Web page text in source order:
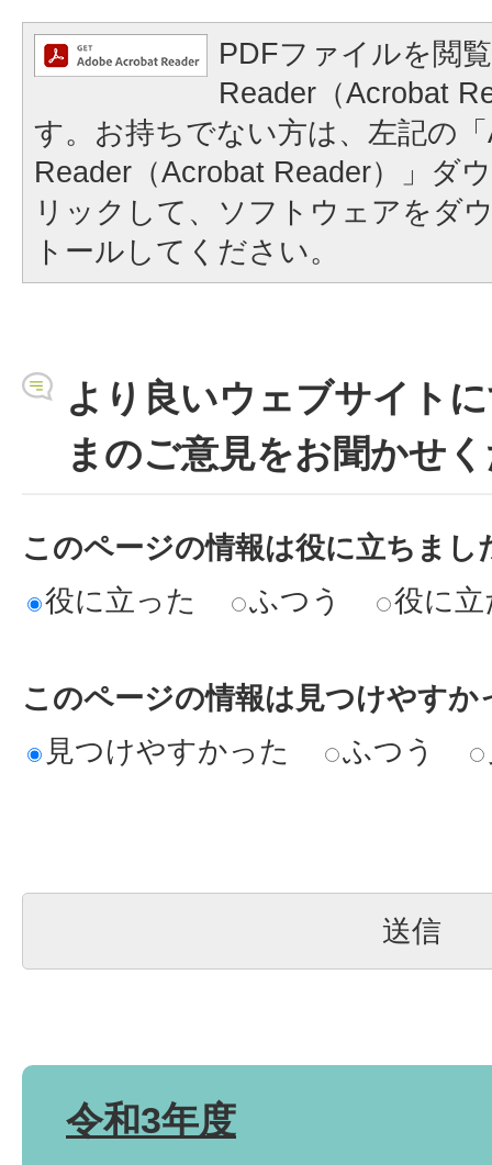
PDFファイルを閲
Reader（Acrobat
す。お持ちでない方は、左記の
Reader（Acrobat Reader）」ダ
リックして、ソフトウェアをダ
トールしてください。
より良いウェブサイト
まのご意見をお聞かせ
このページの情報は役に立ちまし
役に立った
ふつう 役に
このページの情報は見つけやすか
見つけやすかった
ふつう
令和3年度